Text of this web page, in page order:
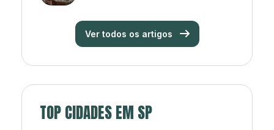
Ver todos os artigos
TOP CIDADES EM SP